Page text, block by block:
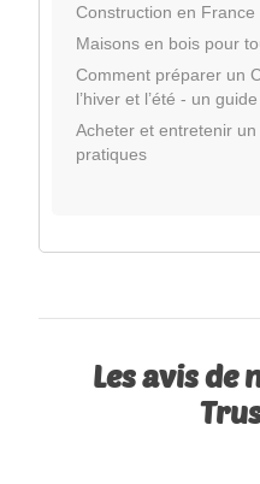
Construction en France
Maisons en bois pour
Comment préparer un
l’hiver et l’été - un
Acheter et entretenir
pratiques
Les avis de